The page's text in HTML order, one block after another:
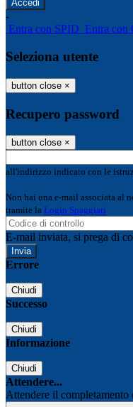
-
Entra con SPID Entra con
Seleziona utente
button close ×
Recupero password
button close ×
all'indirizzo indicato con le
Non hai una e-mail associata al
tramite la Login Spaggiari
E-mail inviata, si prega di
Errore
Chiudi
Successo
Chiudi
Informazione
Chiudi
Attendere...
Attendere il completamento